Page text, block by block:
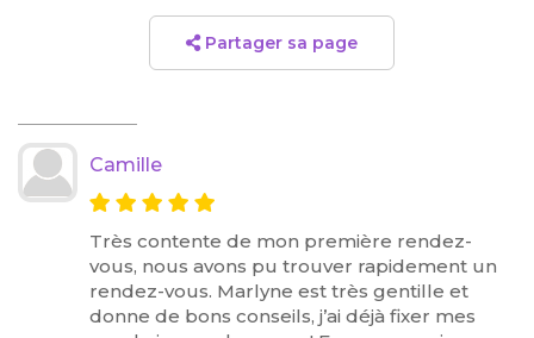
Partager sa page
Camille
Très contente de mon première rendez-
vous, nous avons pu trouver rapidement un
rendez-vous. Marlyne est très gentille et
donne de bons conseils, j’ai déjà fixer mes